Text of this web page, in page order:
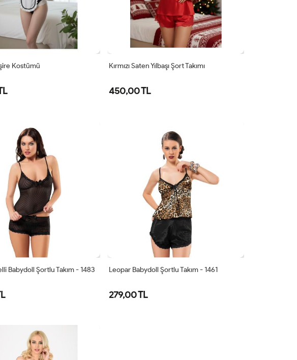
Kostümü
S
Kırmızı Saten Yılbaşı Şort Takımı
450,00 TL
Babydoll Şortlu Takım - 1483 Leopar Babydoll Şortlu Takım - 1461
279,00 TL